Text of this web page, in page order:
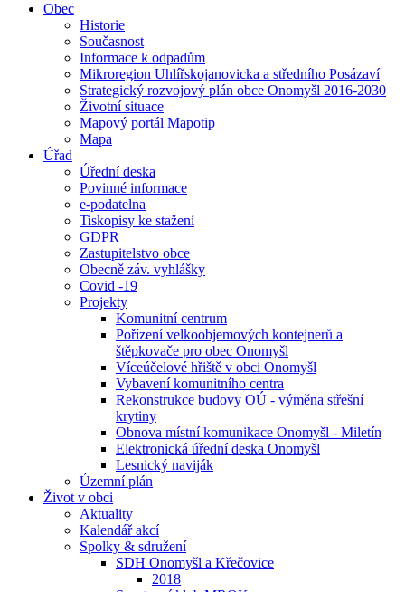
Obec
Historie
Současnost
Informace k odpadům
Mikroregion Uhlířskojanovicka a středního Posázaví
Strategický rozvojový plán obce Onomyšl 2016-2030
Životní situace
Mapový portál Mapotip
Mapa
Úřad
Úřední deska
Povinné informace
e-podatelna
Tiskopisy ke stažení
GDPR
Zastupitelstvo obce
Obecně záv. vyhlášky
Covid -19
Projekty
Komunitní centrum
Pořízení velkoobjemových kontejnerů a
štěpkovače pro obec Onomyšl
Víceúčelové hřiště v obci Onomyšl
Vybavení komunitního centra
Rekonstrukce budovy OÚ - výměna střešní
krytiny
Obnova místní komunikace Onomyšl - Miletín
Elektronická úřední deska Onomyšl
Lesnický naviják
Územní plán
Život v obci
Aktuality
Kalendář akcí
Spolky & sdružení
SDH Onomyšl a Křečovice
2018